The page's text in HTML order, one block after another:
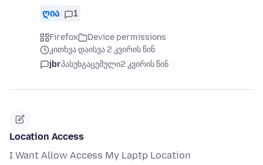
ღია 1
Firefox
Device permissions
კითხვა დაისვა 2 კვირის წინ
jbrპასუხგაცემული2 კვირის წინ
Location Access
I Want Allow Access My Laptp Location